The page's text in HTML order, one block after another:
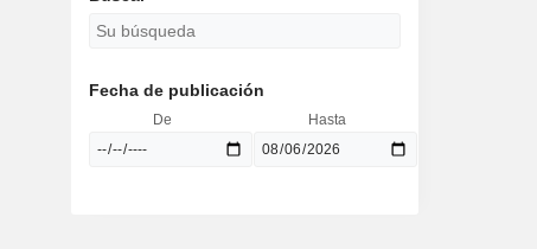
Fecha de publicación
De Hasta